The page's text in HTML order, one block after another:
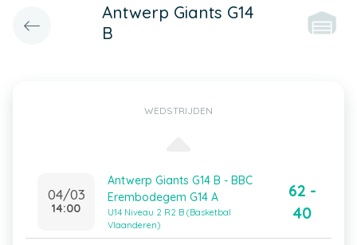
Antwerp Giants G14
B
WEDSTRIJDEN
04/03
14:00
Antwerp Giants G14 B - BBC
Erembodegem G14 A
U14 Niveau 2 R2 B (Basketbal
Vlaanderen)
62 -
40